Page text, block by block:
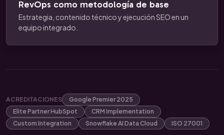
RevOps como metodología de base
Estrategia, contenido técnico y ejecución SEO en un
equipo integrado.
ACREDITACIONES
Google Premier 2025
Elite Partner HubSpot
CRM Implementation
Custom Integration
Snowflake AI Data Cloud ISO 27001